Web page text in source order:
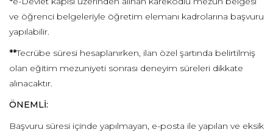
ve öğrenci belgeleriyle öğretim elemanı kadrolarına başvuru
yapılabilir.
**Tecrübe süresi hesaplanırken, ilan özel şartında belirtilmiş
olan eğitim mezuniyeti sonrası deneyim süreleri dikkate
alınacaktır.
ÖNEMLİ:
Başvuru süresi içinde yapılmayan, e-posta ile yapılan ve eksik